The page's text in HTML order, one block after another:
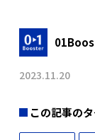
2023.11.20
この記事の